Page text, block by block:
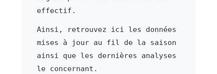
effectif.
Ainsi, retrouvez ici les données
mises à jour au fil de la saison
ainsi que les dernières analyses
le concernant.